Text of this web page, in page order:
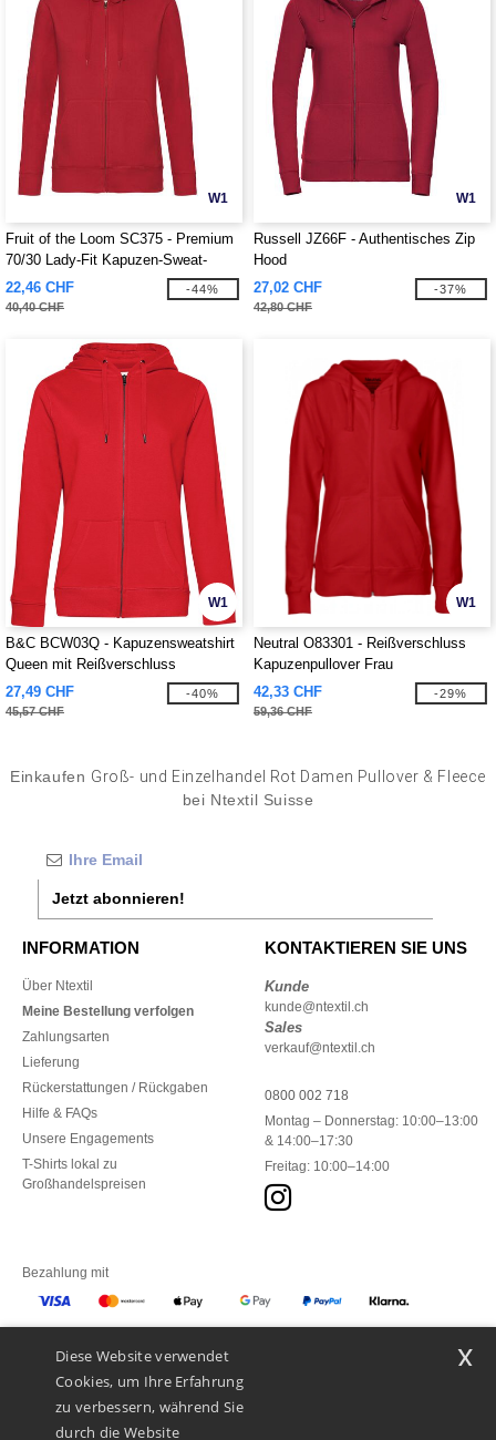
W1
Fruit of the Loom SC375 - Premium
70/30 Lady-Fit Kapuzen-Sweat-
Jacke
22,46 CHF
40,40 CHF
-44%
W1
Russell JZ66F - Authentisches Zip
Hood
27,02 CHF
42,80 CHF
-37%
W1
B&C BCW03Q - Kapuzensweatshirt
Queen mit Reißverschluss
27,49 CHF
45,57 CHF
-40%
W1
Neutral O83301 - Reißverschluss
Kapuzenpullover Frau
42,33 CHF
59,36 CHF
-29%
Einkaufen Groß- und Einzelhandel Rot Damen Pullover & Fleece
bei Ntextil Suisse
Jetzt abonnieren!
INFORMATION
Über Ntextil
Meine Bestellung verfolgen
Zahlungsarten
Lieferung
Rückerstattungen / Rückgaben
Hilfe & FAQs
Unsere Engagements
T-Shirts lokal zu
Großhandelspreisen
KONTAKTIEREN SIE UNS
Kunde
kunde@ntextil.ch
Sales
verkauf@ntextil.ch
0800 002 718
Montag – Donnerstag: 10:00–13:00
& 14:00–17:30
Freitag: 10:00–14:00
Bezahlung mit
Unsere Paketzusteller
Diese Website verwendet
Cookies, um Ihre Erfahrung
zu verbessern, während Sie
durch die Website
x